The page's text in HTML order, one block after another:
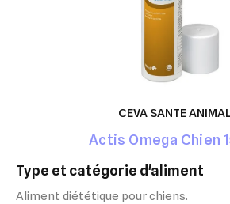
CEVA SANTE
Actis Omega Chien
type et catégorie d'aliment
Aliment diététique pour chiens.